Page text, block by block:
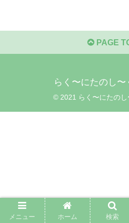
PAGE
らく〜にたのし〜
© 2021 らく〜にたのし
メニュー ホーム 検索